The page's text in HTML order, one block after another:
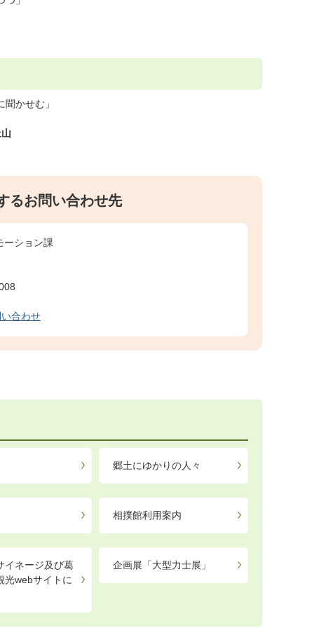
かせむ」
るお問い合わせ先
ーション課
合わせ
郷土にゆかりの人々
相撲館利用案内
イネージ及び葛
光webサイトに
企画展「大型力士展」